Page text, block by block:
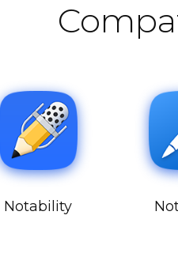
Notability